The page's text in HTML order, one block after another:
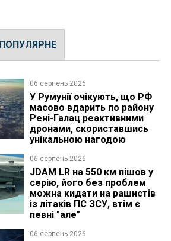
ПОПУЛЯРНЕ
06 серпень 2026
У Румунії очікують, що РФ
масово вдарить по району
Рені-Галац реактивними
дронами, скориставшись
унікальною нагодою
06 серпень 2026
JDAM LR на 550 км пішов у
серію, його без проблем
можна кидати на рашистів
із літаків ПС ЗСУ, втім є
певні "але"
06 серпень 2026